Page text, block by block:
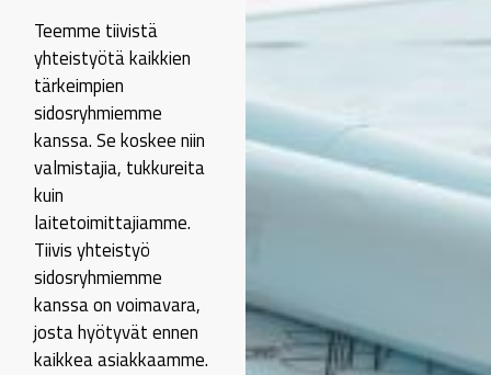
Teemme tiivistä
yhteistyötä kaikkien
tärkeimpien
sidosryhmiemme
kanssa. Se koskee niin
valmistajia, tukkureita
kuin
laitetoimittajiamme.
Tiivis yhteistyö
sidosryhmiemme
kanssa on voimavara,
josta hyötyvät ennen
kaikkea asiakkaamme.